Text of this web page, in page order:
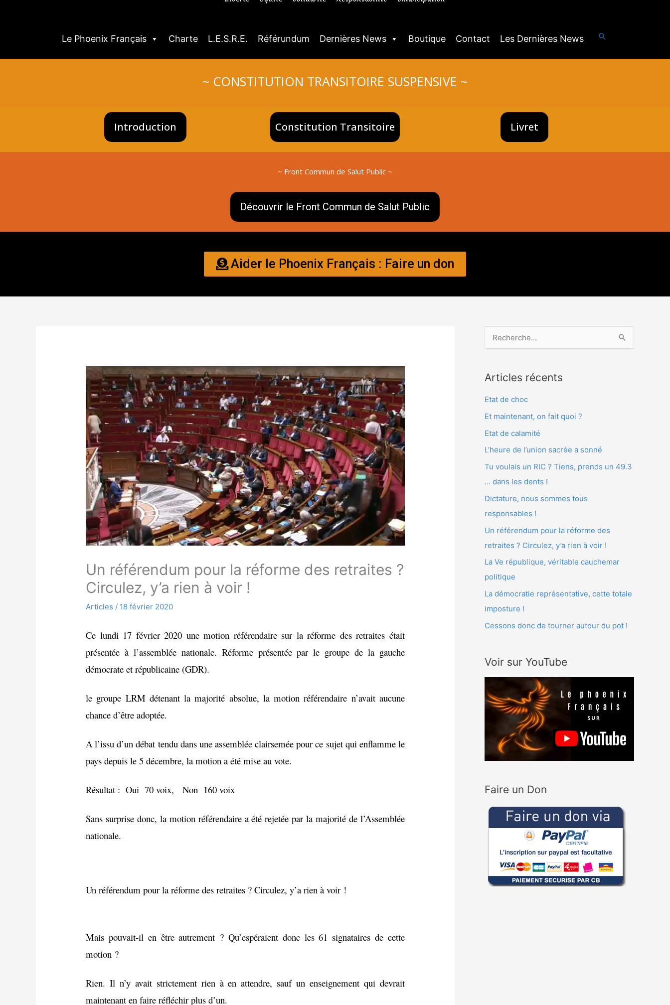
Le Phoenix Français Charte L.E.S.R.E. Référundum Dernières News Boutique Contact Les Dernières News Rechercher
~ CONSTITUTION TRANSITOIRE SUSPENSIVE ~
Introduction Constitution Transitoire Livret
~ Front Commun de Salut Public ~
Découvrir le Front Commun de Salut Public
Aider le Phoenix Français : Faire un don
Un référendum pour la réforme des retraites ?
Circulez, y’a rien à voir !
Articles / 18 février 2020
Ce lundi 17 février 2020 une motion référendaire sur la réforme des retraites était
présentée à l’assemblée nationale. Réforme présentée par le groupe de la gauche
démocrate et républicaine (GDR).
le groupe LRM détenant la majorité absolue, la motion référendaire n’avait aucune
chance d’être adoptée.
A l’issu d’un débat tendu dans une assemblée clairsemée pour ce sujet qui enflamme le
pays depuis le 5 décembre, la motion a été mise au vote.
Résultat : Oui 70 voix, Non 160 voix
Sans surprise donc, la motion référendaire a été rejetée par la majorité de l’Assemblée
nationale.
Un référendum pour la réforme des retraites ? Circulez, y’a rien à voir !
Mais pouvait-il en être autrement ? Qu’espéraient donc les 61 signataires de cette
motion ?
Rien. Il n’y avait strictement rien à en attendre, sauf un enseignement qui devrait
maintenant en faire réfléchir plus d’un.
h
e
r
c
:
Articles récents
Etat de choc
Et maintenant, on fait quoi ?
Etat de calamité
L’heure de l’union sacrée a sonné
Tu voulais un RIC ? Tiens, prends un 49.3
… dans les dents !
Dictature, nous sommes tous
responsables !
Un référendum pour la réforme des
retraites ? Circulez, y’a rien à voir !
La Ve république, véritable cauchemar
politique
La démocratie représentative, cette totale
imposture !
Cessons donc de tourner autour du pot !
Voir sur YouTube
Faire un Don